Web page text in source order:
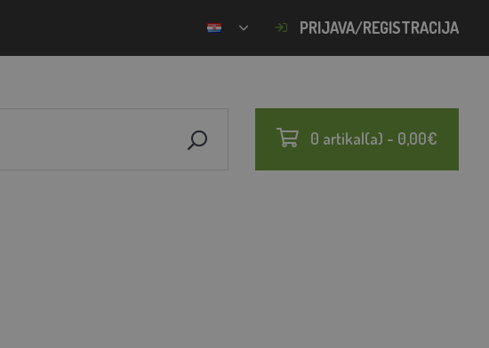
PRIJAVA/REGISTRACIJA
0 artikal(a) - 0,00€